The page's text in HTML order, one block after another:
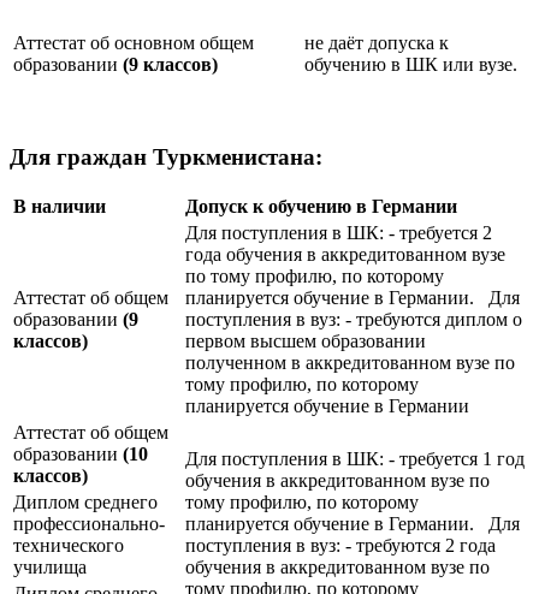
Аттестат об основном общем
образовании (9 классов)
не даёт допуска к
обучению в ШК или вузе.
Для граждан Туркменистана:
В наличии Допуск к обучению в Германии
Аттестат об общем
образовании (9
классов)
Для поступления в ШК: - требуется 2
года обучения в аккредитованном вузе
по тому профилю, по которому
планируется обучение в Германии. Для
поступления в вуз: - требуются диплом о
первом высшем образовании
полученном в аккредитованном вузе по
тому профилю, по которому
планируется обучение в Германии
Аттестат об общем
образовании (10
классов)
Для поступления в ШК: - требуется 1 год
обучения в аккредитованном вузе по
тому профилю, по которому
планируется обучение в Германии. Для
поступления в вуз: - требуются 2 года
обучения в аккредитованном вузе по
тому профилю, по которому
Диплом среднего
профессионально-
технического
училища